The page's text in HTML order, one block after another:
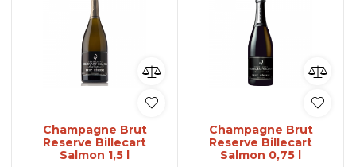
Champagne Brut
Reserve Billecart
Salmon 1,5 l
Champagne Brut
Reserve Billecart
Salmon 0,75 l